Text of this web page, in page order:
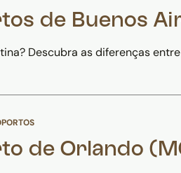
de Buenos
Descubra as diferenças
de Orlando